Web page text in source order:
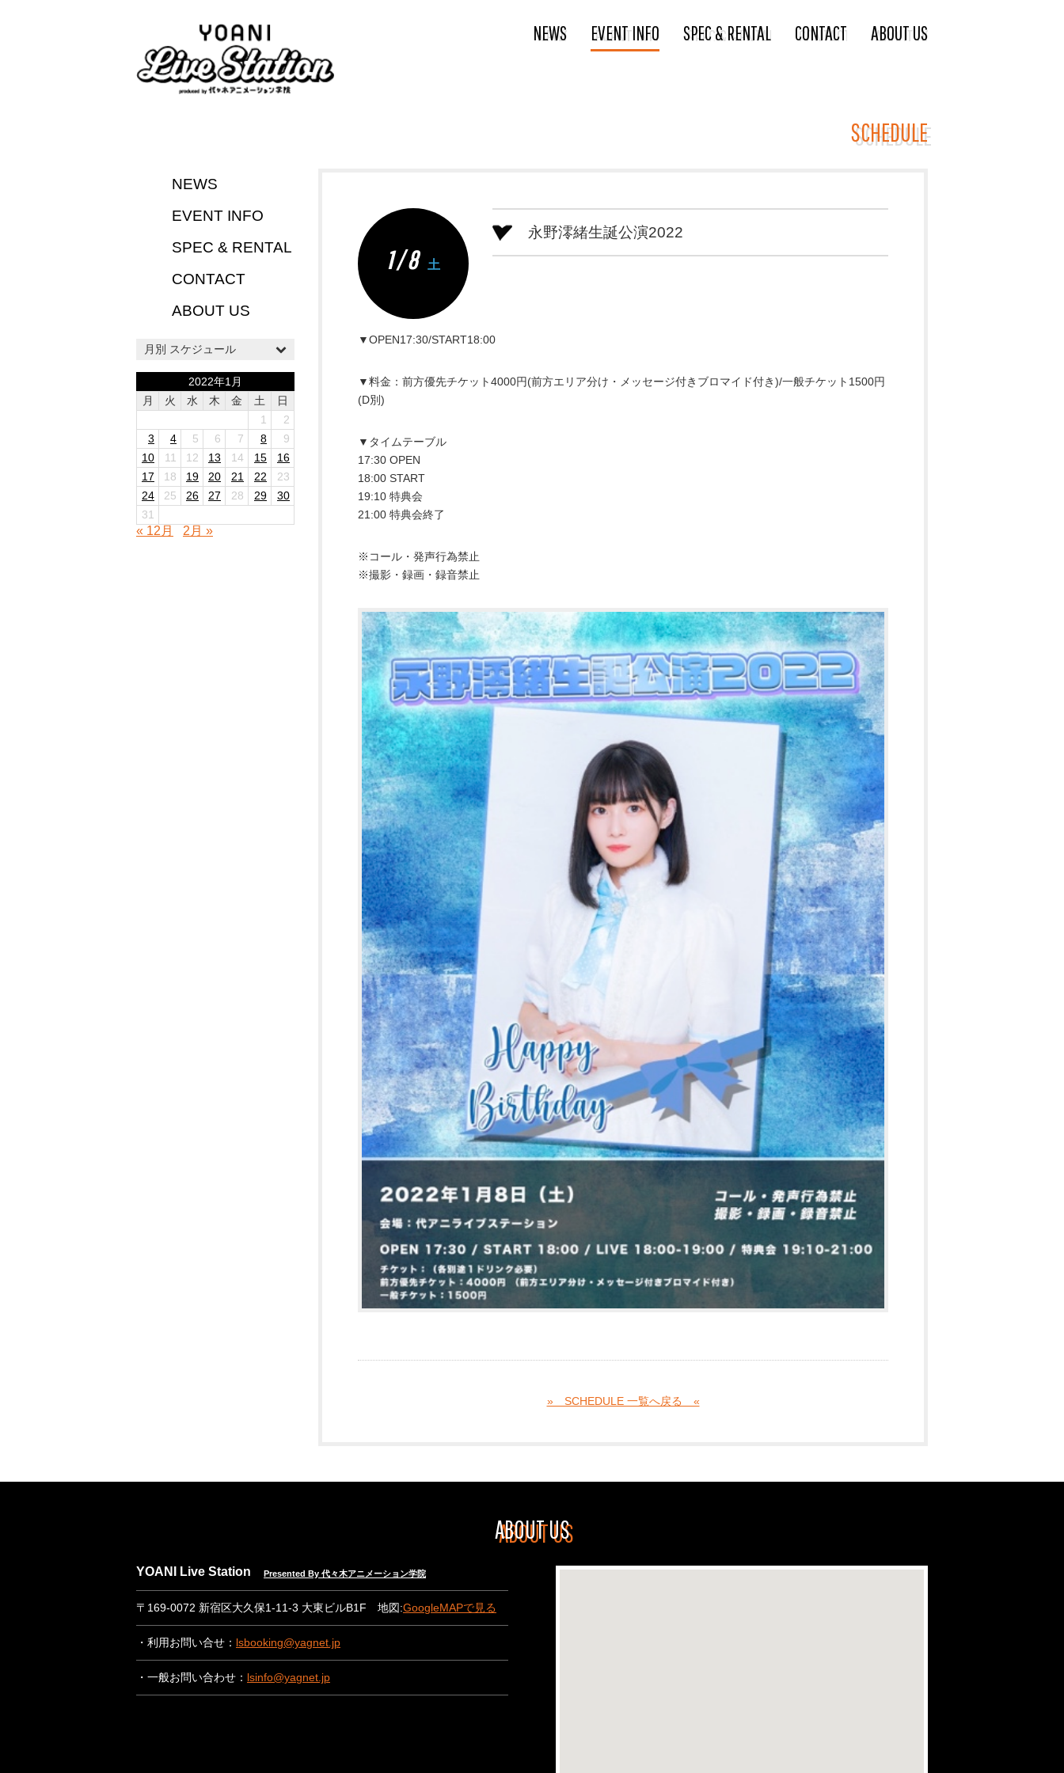
NEWS EVENT INFO SPEC & RENTAL CONTACT ABOUT US
SCHEDULE
NEWS
EVENT INFO
SPEC & RENTAL
CONTACT
ABOUT US
月別 スケジュール
2022年1月
月
火 水 木 金 土
日
1
2
3
4 5 6 7 8
9
10
11 12 13 14 15
16
17
18 19 20 21 22
23
24
25 26 27 28 29
30
31
« 12月 2月 »
1 / 8 土
永野澪緒生誕公演2022
▼OPEN17:30/START18:00
▼料金：前方優先チケット4000円(前方エリア分け・メッセージ付きブロマイド付き)/一般チケット1500円
(D別)
▼タイムテーブル
17:30 OPEN
18:00 START
19:10 特典会
21:00 特典会終了
※コール・発声行為禁止
※撮影・録画・録音禁止
» SCHEDULE 一覧へ戻る «
ABOUT US
YOANI Live Station Presented By 代々木アニメーション学院
〒169-0072 新宿区大久保1-11-3 大東ビルB1F 地図:GoogleMAPで見る
・利用お問い合せ： lsbooking@yagnet.jp
・一般お問い合わせ： lsinfo@yagnet.jp